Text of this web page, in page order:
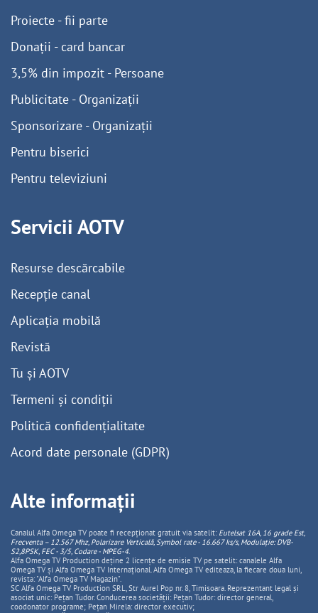
Proiecte - fii parte
Donații - card bancar
3,5% din impozit - Persoane
Publicitate - Organizații
Sponsorizare - Organizații
Pentru biserici
Pentru televiziuni
Servicii AOTV
Resurse descărcabile
Recepție canal
Aplicația mobilă
Revistă
Tu și AOTV
Termeni și condiții
Politică confidențialitate
Acord date personale (GDPR)
Alte informații
Canalul Alfa Omega TV poate fi recepționat gratuit via satelit: Eutelsat 16A, 16 grade Est,
Frecventa – 12.567 Mhz, PolarizareVerticală, Symbol rate - 16.667 ks/s, Modulație: DVB-
S2,8PSK, FEC - 3/5, Codare - MPEG-4.
Alfa Omega TV Production deține 2 licențe de emisie TV pe satelit: canalele Alfa
Omega TV și Alfa Omega TV Internațional. Alfa Omega TV editeaza, la fiecare doua luni,
revista: "Alfa Omega TV Magazin".
SC Alfa Omega TV Production SRL, Str Aurel Pop nr. 8, Timisoara. Reprezentant legal și
asociat unic: Pețan Tudor. Conducerea societății: Pețan Tudor: director general,
coodonator programe; Pețan Mirela: director executiv;